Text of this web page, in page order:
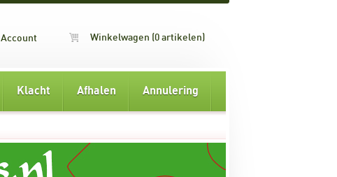
Account Winkelwagen (0 artikelen)
Klacht Afhalen Annulering